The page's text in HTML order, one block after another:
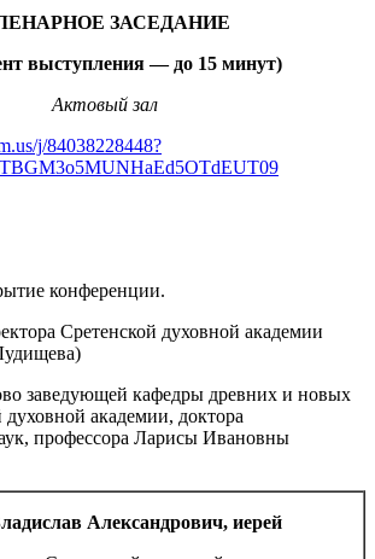
ЗАСЕДАНИЕ
выступления — до 15 минут)
Актовый зал
j/84038228448?
конференции.
Сретенской духовной академии
заведующей кафедры древних и новых
духовной академии, доктора
профессора Ларисы Ивановны
Александрович, иерей